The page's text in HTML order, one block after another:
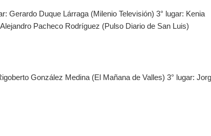
Gerardo Duque Lárraga (Milenio Televisión) 3° lugar: Kenia
Pacheco Rodríguez (Pulso Diario de San Luis)
González Medina (El Mañana de Valles) 3° lugar: